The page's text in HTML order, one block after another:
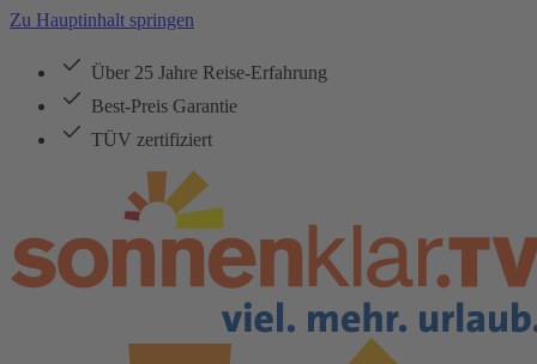
Zu Hauptinhalt springen
Über 25 Jahre Reise-Erfahrung
Best-Preis Garantie
TÜV zertifiziert